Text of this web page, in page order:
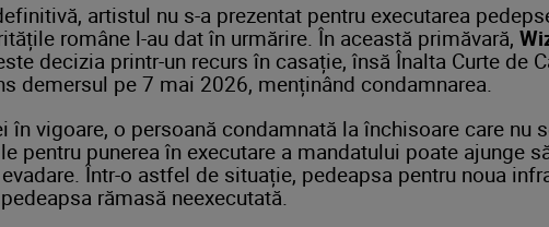
artistul nu s-a prezentat pentru executarea
române l-au dat în urmărire. În această primăvară,
decizia printr-un recurs în casație, însă Înalta Curte de
demersul pe 7 mai 2026, menținând condamnarea.
în vigoare, o persoană condamnată la închisoare care nu
pentru punerea în executare a mandatului poate ajunge
Într-o astfel de situație, pedeapsa pentru noua
rămasă neexecutată.